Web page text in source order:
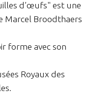
d’œufs" est une
Marcel Broodthaers
forme avec son
Royaux des